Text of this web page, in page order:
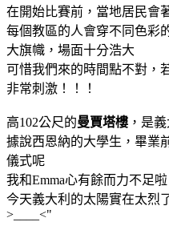
在開始比賽前，當地居民會
每個教區的人會穿不同色彩
大旗幟，場面十分浩大
可惜我們來的時間點不對，
非常刺激！！！
高102公尺的曼賈塔樓 ，是
據說西恩納的大學生，畢業
儀式呢
我和Emma心有餘而力不足啦
今天義大利的太陽實在太烈
>____<"